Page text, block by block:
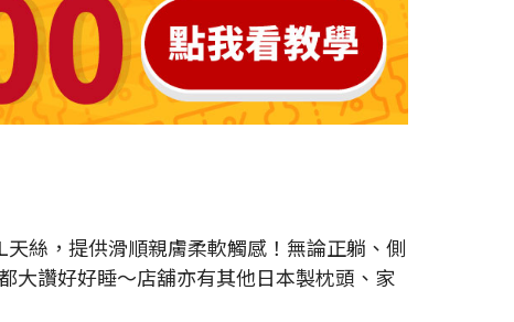
絲，提供滑順親膚柔軟觸感！無論正躺、側
大讚好好睡～店舖亦有其他日本製枕頭、家